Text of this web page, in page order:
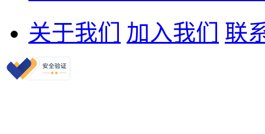
关于我们
加入我们 联